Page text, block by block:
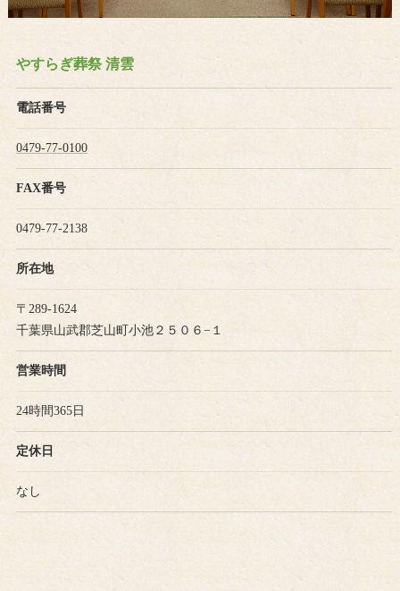
やすらぎ葬祭 清雲
電話番号
0479-77-0100
FAX番号
0479-77-2138
所在地
〒289-1624
千葉県山武郡芝山町小池２５０６−１
営業時間
24時間365日
定休日
なし